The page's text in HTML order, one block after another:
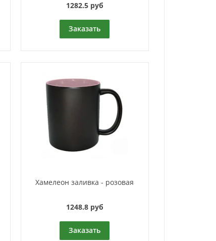
1282.5 руб
Заказать
Хамелеон заливка - розовая
1248.8 руб
Заказать